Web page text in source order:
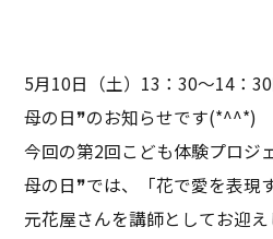
5月10日（土）13：30～14：
母の日❞のお知らせです(*^^*)
今回の第2回こども体験プロジ
母の日❞では、「花で愛を表現
元花屋さんを講師としてお迎